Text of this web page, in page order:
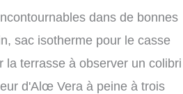
dans de bonnes
sac isotherme pour le casse
terrasse à observer un colibri
d'Alœ Vera à peine à trois